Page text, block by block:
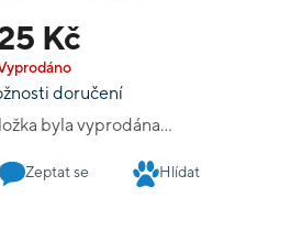
Kč
doručení
byla vyprodána…
Zeptat se Hlídat